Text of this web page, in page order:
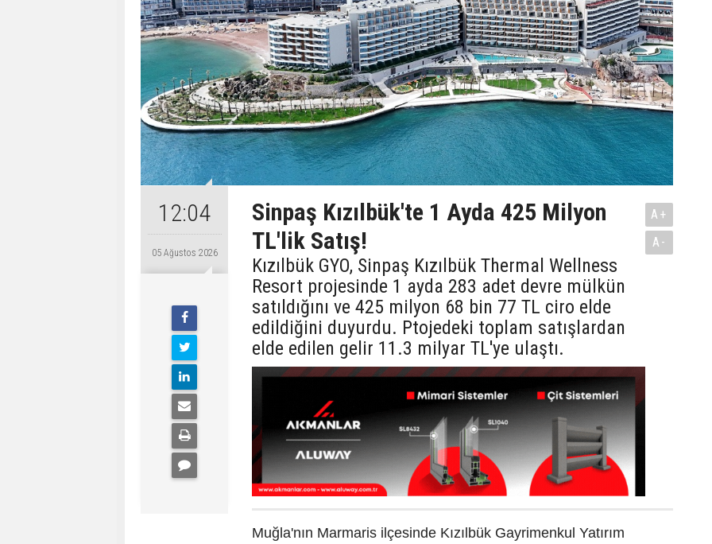
12:04
05 Ağustos 2026
Sinpaş Kızılbük'te 1 Ayda 425 Milyon
TL'lik Satış!
Kızılbük GYO, Sinpaş Kızılbük Thermal Wellness
Resort projesinde 1 ayda 283 adet devre mülkün
satıldığını ve 425 milyon 68 bin 77 TL ciro elde
edildiğini duyurdu. Ptojedeki toplam satışlardan
elde edilen gelir 11.3 milyar TL'ye ulaştı.
A+
A-
Muğla'nın Marmaris ilçesinde Kızılbük Gayrimenkul Yatırım